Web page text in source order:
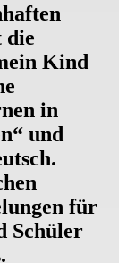
die
Kind
in
und
für
Schüler